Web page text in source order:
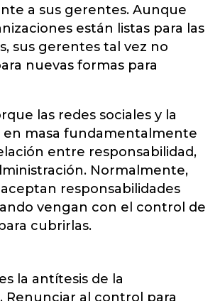
a sus gerentes. Aunque
están listas para las
sus gerentes tal vez no
nuevas formas para
las redes sociales y la
en masa fundamentalmente
entre responsabilidad,
Normalmente,
responsabilidades
vengan con el control de
cubrirlas.
la antítesis de la
Renunciar al control para